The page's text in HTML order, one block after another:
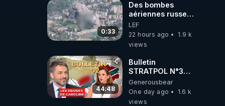
0:33
Des bombes
aériennes russes
anéantissent les
centres de
contrôle de
brigades
ukrainienne
LEF
22 hours ago
1.9 k
views
44:48
Bulletin
STRATPOL N°302.
Armée des
drones, MS-21 en
série, missiles
Generousbear
One day ago
1.6 k
views